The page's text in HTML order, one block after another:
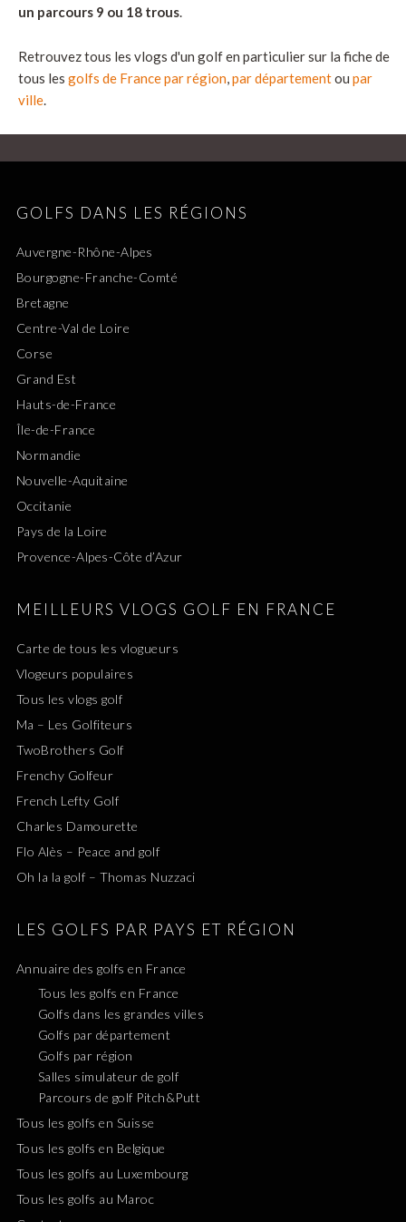
un parcours 9 ou 18 trous.
Retrouvez tous les vlogs d'un golf en particulier sur la fiche de
tous les golfs de France par région,par départementou par
ville.
GOLFS DANS LES RÉGIONS
Auvergne-Rhône-Alpes
Bourgogne-Franche-Comté
Bretagne
Centre-Val de Loire
Corse
Grand Est
Hauts-de-France
Île-de-France
Normandie
Nouvelle-Aquitaine
Occitanie
Pays de la Loire
Provence-Alpes-Côte d’Azur
MEILLEURS VLOGS GOLF EN FRANCE
Carte de tous les vlogueurs
Vlogeurs populaires
Tous les vlogs golf
Ma – Les Golfiteurs
TwoBrothers Golf
Frenchy Golfeur
French Lefty Golf
Charles Damourette
Flo Alès – Peace and golf
Oh la la golf – Thomas Nuzzaci
LES GOLFS PAR PAYS ET RÉGION
Annuaire des golfs en France
Tous les golfs en France
Golfs dans les grandes villes
Golfs par département
Golfs par région
Salles simulateur de golf
Parcours de golf Pitch&Putt
Tous les golfs en Suisse
Tous les golfs en Belgique
Tous les golfs au Luxembourg
Tous les golfs au Maroc